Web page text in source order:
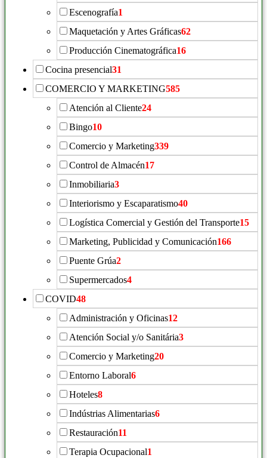
Escenografía1
Maquetación y Artes Gráficas62
Producción Cinematográfica16
Cocina presencial31
COMERCIO Y MARKETING585
Atención al Cliente24
Bingo10
Comercio y Marketing339
Control de Almacén17
Inmobiliaria3
Interiorismo y Escaparatismo40
Logística Comercial y Gestión del Transporte15
Marketing, Publicidad y Comunicación166
Puente Grúa2
Supermercados4
COVID48
Administración y Oficinas12
Atención Social y/o Sanitária3
Comercio y Marketing20
Entorno Laboral6
Hoteles8
Indústrias Alimentarias6
Restauración11
Terapia Ocupacional1